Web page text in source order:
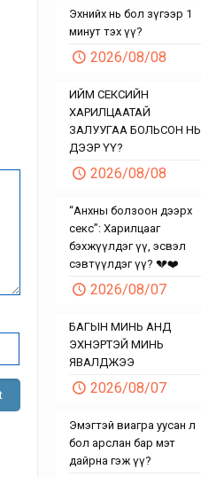
Эхнийх нь бол зүгээр 1
минут тэх үү?
2026/08/08
ИЙМ СЕКСИЙН
ХАРИЛЦААТАЙ
ЗАЛУУГАА БОЛЬСОН НЬ
ДЭЭР ҮҮ?
2026/08/08
“Анхны болзоон дээрх
секс”: Харилцааг
бэхжүүлдэг үү, эсвэл
сэвтүүлдэг үү? 💔❤️
2026/08/07
БАГЫН МИНЬ АНД
ЭХНЭРТЭЙ МИНЬ
ЯВАЛДЖЭЭ
2026/08/07
Эмэгтэй виагра уусан л
бол арслан бар мэт
дайрна гэж үү?